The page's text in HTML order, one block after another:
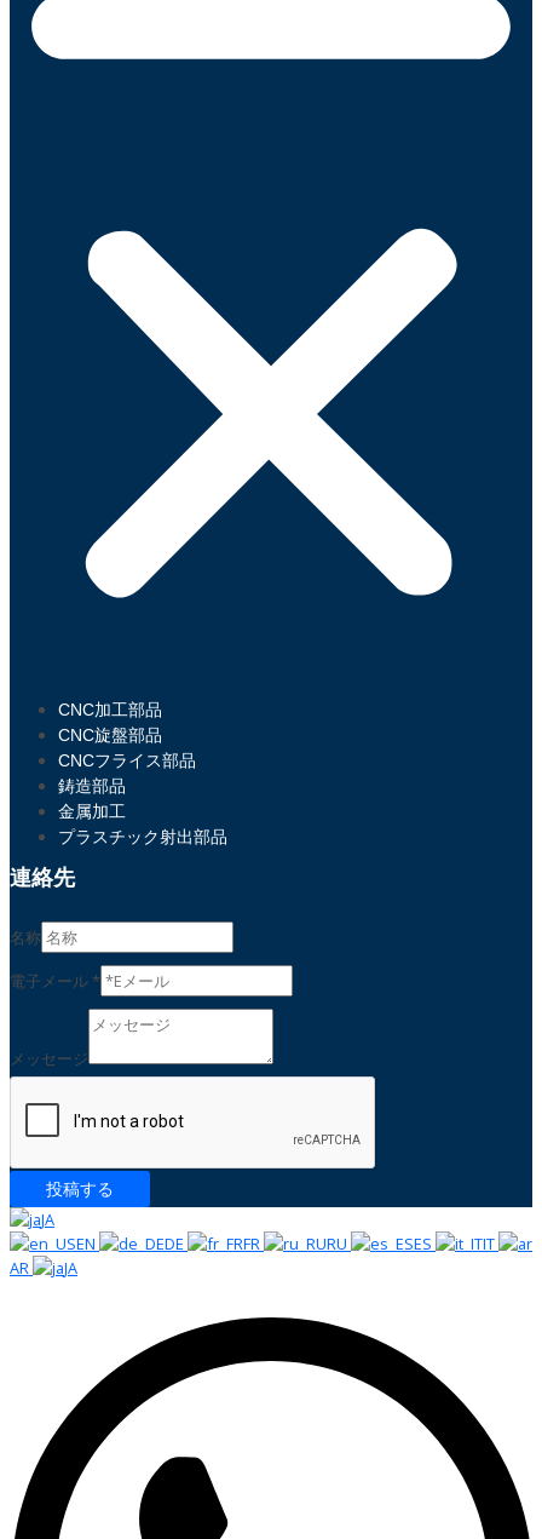
CNC加工部品
CNC旋盤部品
CNCフライス部品
鋳造部品
金属加工
プラスチック射出部品
連絡先
氏
名
E
ル
メ
ジ
名称
電子メール*
メッセージ
投稿する
JA
EN
DE FR RU ES
IT
AR
JA